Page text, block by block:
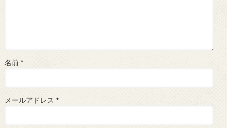
名前 *
メールアドレス *